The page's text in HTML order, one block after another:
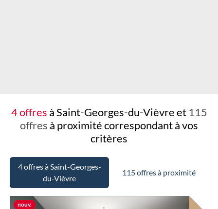
4 offres à Saint-Georges-du-Vièvre et 115
offres à proximitécorrespondant à vos
critères
4 offres à Saint-Georges-
du-Vièvre
115 offres à proximité
nouv.Nouvelle offre